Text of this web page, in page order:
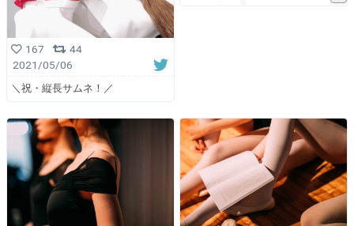
167
44
2021/05/06
＼祝・縦長サムネ！／